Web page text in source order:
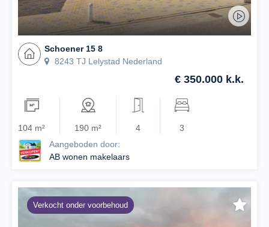
Schoener 15 8
8243 TJ Lelystad Nederland
€ 350.000 k.k.
104 m² 190 m² 4
3
Aangeboden door:
AB wonen makelaars
Verkocht onder voorbehoud